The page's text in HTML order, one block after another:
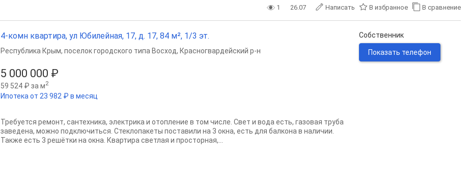
1 26.07 Написать В избранное В сравнение
4-комн квартира, ул Юбилейная, 17, д. 17, 84 м², 1/3 эт.
5 000 000 ₽
59 524 ₽ за м2
Ипотека от 23 982 ₽ в месяц
Республика Крым, поселок городского типа Восход, Красногвардейский р-н
Требуется ремонт, сантехника, электрика и отопление в том числе. Свет и вода есть, газовая труба
заведена, можно подключиться. Стеклопакеты поставили на 3 окна, есть для балкона в наличии.
Также есть 3 решётки на окна. Квартира светлая и просторная,...
Собственник
Показать телефон